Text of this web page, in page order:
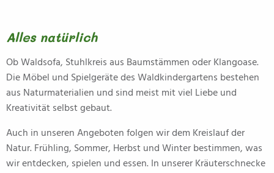
Alles natürlich
Ob Waldsofa, Stuhlkreis aus Baumstämmen oder Klangoase.
Die Möbel und Spielgeräte des Waldkindergartens bestehen
aus Naturmaterialien und sind meist mit viel Liebe und
Kreativität selbst gebaut.
Auch in unseren Angeboten folgen wir dem Kreislauf der
Natur. Frühling, Sommer, Herbst und Winter bestimmen, was
wir entdecken, spielen und essen. In unserer Kräuterschnecke